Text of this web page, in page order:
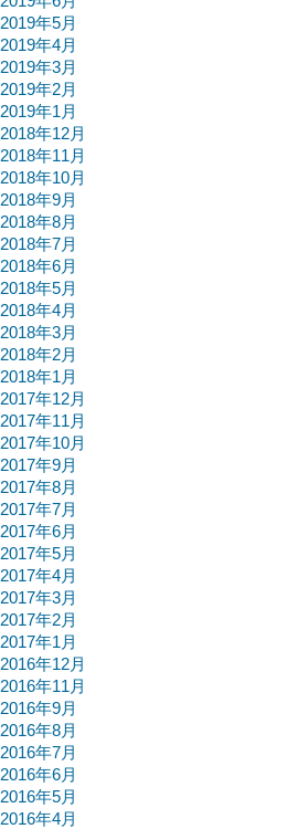
2019年5月
2019年4月
2019年3月
2019年2月
2019年1月
2018年12月
2018年11月
2018年10月
2018年9月
2018年8月
2018年7月
2018年6月
2018年5月
2018年4月
2018年3月
2018年2月
2018年1月
2017年12月
2017年11月
2017年10月
2017年9月
2017年8月
2017年7月
2017年6月
2017年5月
2017年4月
2017年3月
2017年2月
2017年1月
2016年12月
2016年11月
2016年9月
2016年8月
2016年7月
2016年6月
2016年5月
2016年4月